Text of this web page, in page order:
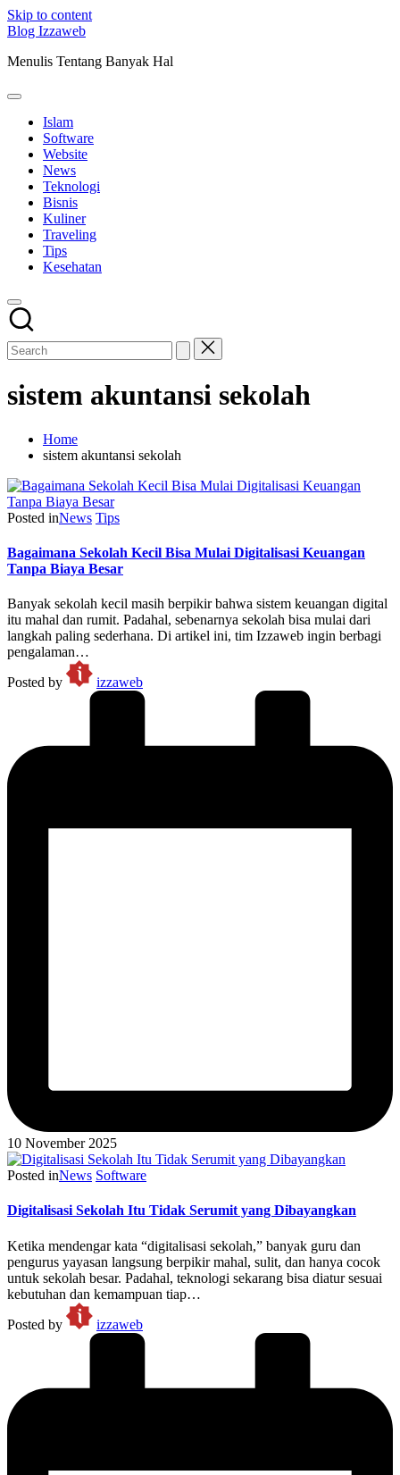
Skip to content
Blog Izzaweb
Menulis Tentang Banyak Hal
Islam
Software
Website
News
Teknologi
Bisnis
Kuliner
Traveling
Tips
Kesehatan
sistem akuntansi sekolah
Home
sistem akuntansi sekolah
Posted inNews Tips
Bagaimana Sekolah Kecil Bisa Mulai Digitalisasi Keuangan
Tanpa Biaya Besar
Banyak sekolah kecil masih berpikir bahwa sistem keuangan digital
itu mahal dan rumit. Padahal, sebenarnya sekolah bisa mulai dari
langkah paling sederhana. Di artikel ini, tim Izzaweb ingin berbagi
pengalaman…
Posted by
izzaweb
10 November 2025
Posted inNews Software
Digitalisasi Sekolah Itu Tidak Serumit yang Dibayangkan
Ketika mendengar kata “digitalisasi sekolah,” banyak guru dan
pengurus yayasan langsung berpikir mahal, sulit, dan hanya cocok
untuk sekolah besar. Padahal, teknologi sekarang bisa diatur sesuai
kebutuhan dan kemampuan tiap…
Posted by
izzaweb